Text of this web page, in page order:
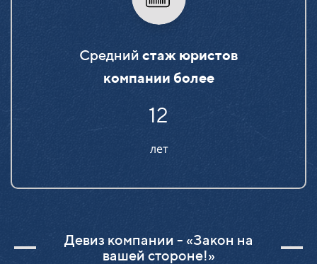
Средний стаж юристов
компании более
15
лет
Девиз компании - «Закон на
вашей стороне!»